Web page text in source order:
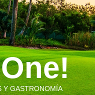
Y GASTRONOMÍA